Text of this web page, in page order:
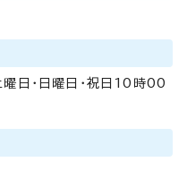
・日曜日・祝日10時00